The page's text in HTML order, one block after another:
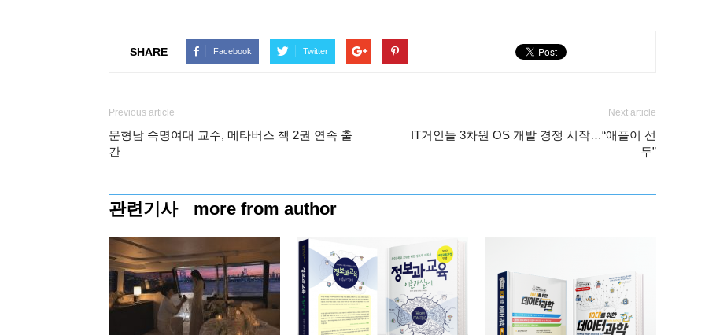
SHARE Facebook Twitter
Previous article
문형남 숙명여대 교수, 메타버스 책 2권 연속 출
간
Next article
IT거인들 3차원 OS 개발 경쟁 시작…“애플이 선
두”
관련기사 more from author